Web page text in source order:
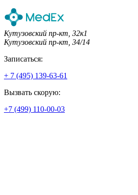
Кутузовский пр-кт, 32к1
Кутузовский пр-кт, 34/14
Записаться:
+ 7 (495) 139-63-61
Вызвать скорую:
+7 (499) 110-00-03